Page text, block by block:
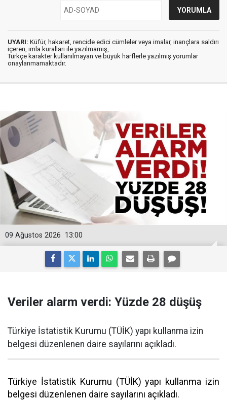
UYARI: Küfür, hakaret, rencide edici cümleler veya imalar, inançlara saldırı
içeren, imla kuralları ile yazılmamış,
Türkçe karakter kullanılmayan ve büyük harflerle yazılmış yorumlar
onaylanmamaktadır.
13:00
09 Ağustos 2026
Veriler alarm verdi: Yüzde 28 düşüş
Türkiye İstatistik Kurumu (TÜİK) yapı kullanma izin
belgesi düzenlenen daire sayılarını açıkladı.
Türkiye İstatistik Kurumu (TÜİK) yapı kullanma izin
belgesi düzenlenen daire sayılarını açıkladı.